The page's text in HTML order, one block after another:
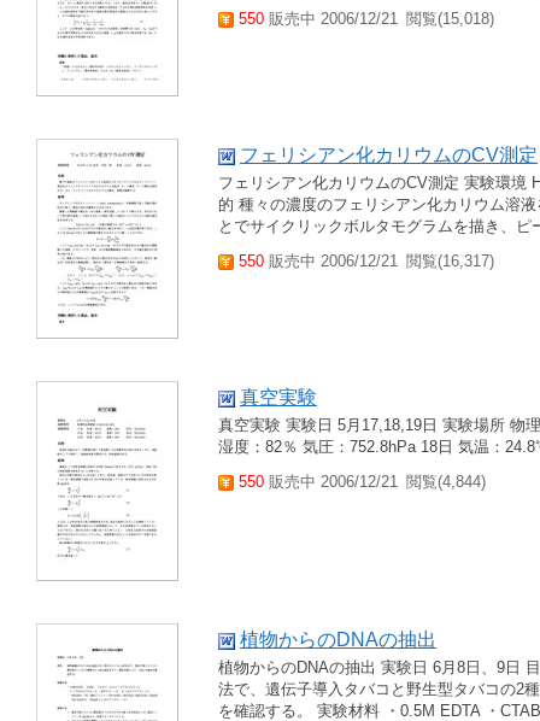
550 販売中 2006/12/21 閲覧(15,018)
フェリシアン化カリウムのCV測定
フェリシアン化カリウムのCV測定 実験環境
的 種々の濃度のフェリシアン化カリウム溶
とでサイクリックボルタモグラムを描き、ピ
550 販売中 2006/12/21 閲覧(16,317)
真空実験
真空実験 実験日 5月17,18,19日 実験場所 物
湿度：82％ 気圧：752.8hPa 18日 気温：
550 販売中 2006/12/21 閲覧(4,844)
植物からのDNAの抽出
植物からのDNAの抽出 実験日 6月8日、9日
法で、遺伝子導入タバコと野生型タバコの2
を確認する。 実験材料 ・0.5M EDTA ・